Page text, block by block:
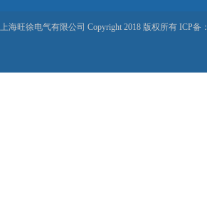
上海旺徐电气有限公司 Copyright 2018 版权所有 ICP备：